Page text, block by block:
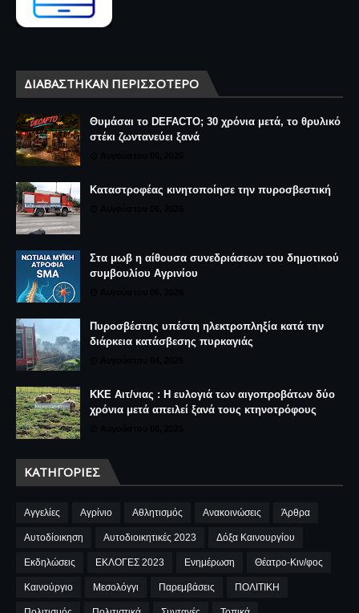
ΔΙΑΒΆΣΤΗΚΑΝ ΠΕΡΙΣΣΌΤΕΡΟ
Θυμάσαι το DEFACTO; 30 χρόνια μετά, το θρυλικό
στέκι ζωντανεύει ξανά
Καταστροφέας κινητοποίησε την πυροσβεστική
Στα μωβ η αίθουσα συνεδριάσεων του δημοτικού
συμβουλίου Αγρινίου
Πυροσβέστης υπέστη ηλεκτροπληξία κατά την
διάρκεια κατάσβεσης πυρκαγιάς
ΚΚΕ Αιτ/νιας : Η ευλογιά των αιγοπροβάτων δύο
χρόνια μετά απειλεί ξανά τους κτηνοτρόφους
ΚΑΤΗΓΟΡΊΕΣ
Αγγελίες Αγρίνιο Αθλητισμός Ανακοινώσεις Άρθρα
Αυτοδίοικηση Αυτοδιοικητικές 2023 Δόξα Καινουργίου
Εκδηλώσεις ΕΚΛΟΓΕΣ 2023 Ενημέρωση Θέατρο-Κιν/φος
Καινούργιο Μεσολόγγι Παρεμβάσεις ΠΟΛΙΤΙΚΗ